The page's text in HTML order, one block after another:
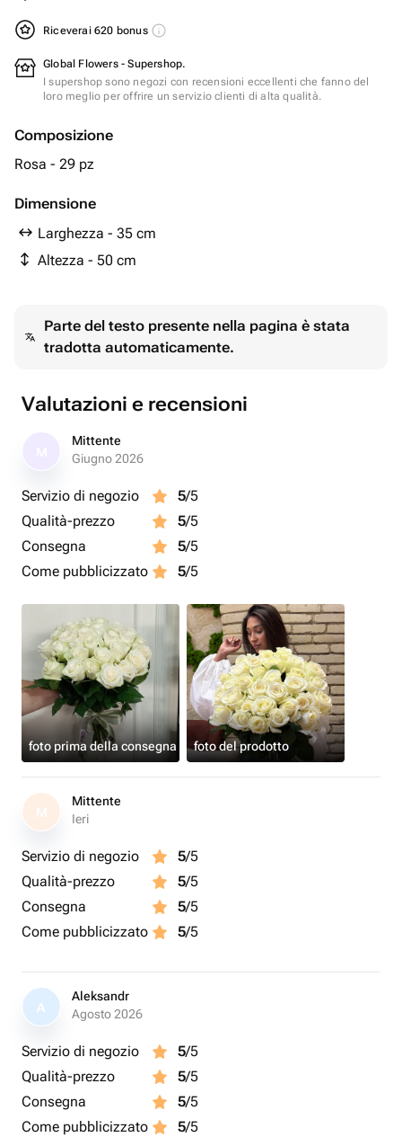
Riceverai 620 bonus
Global Flowers - Supershop.
I supershop sono negozi con recensioni eccellenti che fanno del
loro meglio per offrire un servizio clienti di alta qualità.
Composizione
Rosa - 29 pz
Dimensione
Larghezza - 35 cm
Altezza - 50 cm
Parte del testo presente nella pagina è stata
tradotta automaticamente.
Valutazioni e recensioni
Mittente
Giugno 2026
Servizio di negozio 5/5
Qualità-prezzo
5/5
Consegna
5/5
Come pubblicizzato
5/5
foto prima della consegna foto del prodotto
M
Mittente
Ieri
Servizio di negozio 5/5
Qualità-prezzo
5/5
Consegna
5/5
Come pubblicizzato
5/5
A
Aleksandr
Agosto 2026
Servizio di negozio 5/5
Qualità-prezzo
5/5
Consegna
5/5
Come pubblicizzato
5/5